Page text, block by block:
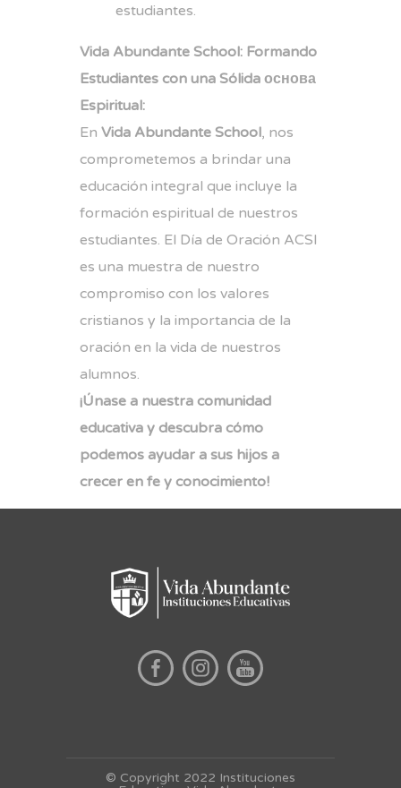
estudiantes.
Vida Abundante School: Formando
Estudiantes con una Sólida основа
Espiritual:
En Vida Abundante School, nos
comprometemos a brindar una
educación integral que incluye la
formación espiritual de nuestros
estudiantes. El Día de Oración ACSI
es una muestra de nuestro
compromiso con los valores
cristianos y la importancia de la
oración en la vida de nuestros
alumnos.
¡Únase a nuestra comunidad
educativa y descubra cómo
podemos ayudar a sus hijos a
crecer en fe y conocimiento!
© Copyright 2022 Instituciones